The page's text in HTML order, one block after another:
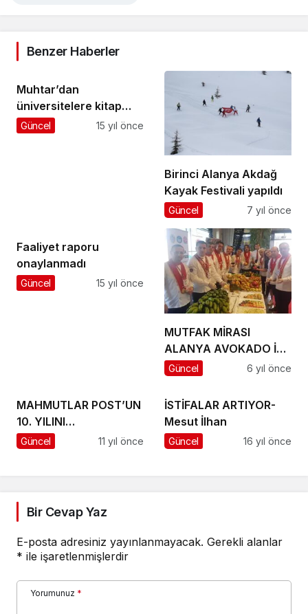
Benzer Haberler
Muhtar’dan
üniversitelere kitap
desteği
Güncel 15 yıl önce
Birinci Alanya Akdağ
Kayak Festivali yapıldı
Güncel 7 yıl önce
Faaliyet raporu
onaylanmadı
Güncel 15 yıl önce
MUTFAK MİRASI
ALANYA AVOKADO İLE
ANKARA’DA ŞOV YAPTI
Güncel 6 yıl önce
MAHMUTLAR POST’UN
10. YILINI
KUTLUYORUM
Güncel 11 yıl önce
İSTİFALAR ARTIYOR-
Mesut İlhan
Güncel 16 yıl önce
Bir Cevap Yaz
E-posta adresiniz yayınlanmayacak. Gerekli alanlar
* ile işaretlenmişlerdir
Yorumunuz *